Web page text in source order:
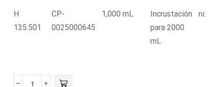
H
135.501
CP-
0025000645
1,000 mL
Incrustación
para 2000
mL
na